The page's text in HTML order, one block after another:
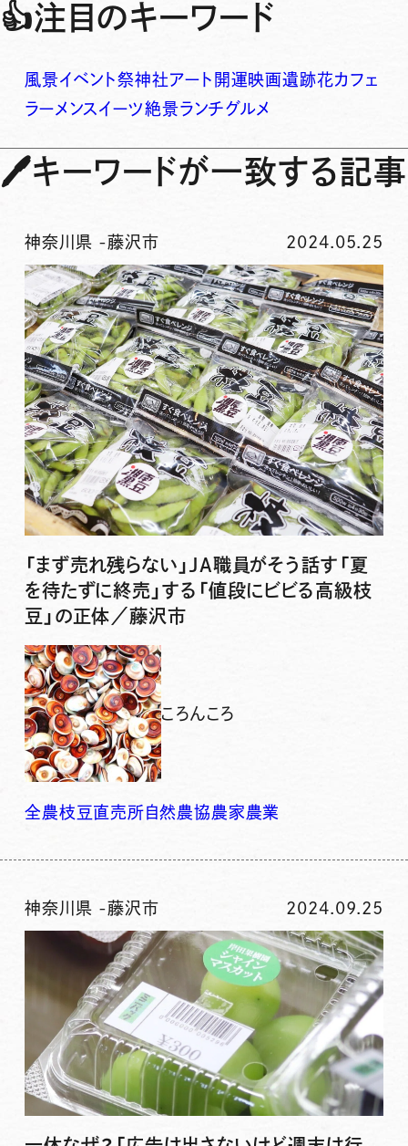
👍注目のキーワード
風景イベント祭神社アート 開運映画遺跡花カフェ
ラーメンスイーツ絶景ランチグルメ
🖊キーワードが一致する記事
神奈川県 -藤沢市 2024.05.25
「まず売れ残らない」JA職員がそう話す「夏
を待たずに終売」する「値段にビビる高級枝
豆」の正体／藤沢市
ころんころ
全農枝豆 直売所 自然農協農家 農業
神奈川県 -藤沢市 2024.09.25